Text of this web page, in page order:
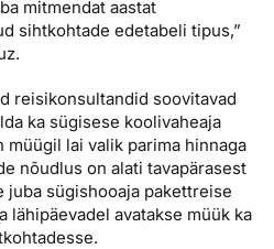
mitmendat aastat
sihtkohtade edetabeli tipus,”
reisikonsultandid soovitavad
ka sügisese koolivaheaja
müügil lai valik parima hinnaga
nõudlus on alati tavapärasest
juba sügishooaja pakettreise
lähipäevadel avatakse müük ka